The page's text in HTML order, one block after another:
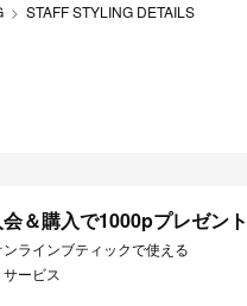
STAFF STYLING DETAILS
＆購入で1000pプレゼント
ラインブティックで使える
ービス